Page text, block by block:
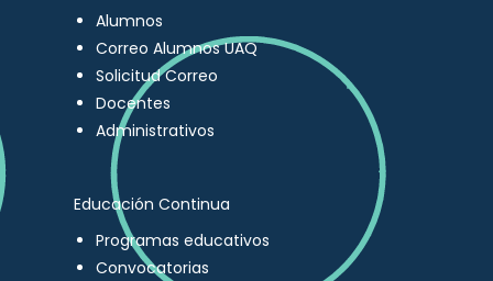
Alumnos
Correo Alumnos UAQ
Solicitud Correo
Docentes
Administrativos
Educación Continua
Programas educativos
Convocatorias